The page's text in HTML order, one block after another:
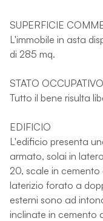
SUPERFICIE
L'immobile in asta
di 285 mq.
STATO OCCUPATIVO
Tutto il bene risulta
EDIFICIO
L'edificio presenta
armato, solai in
20, scale in
laterizio forato a
esterni sono ad
inclinate in cemento